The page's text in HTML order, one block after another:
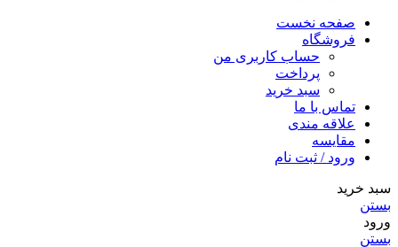
صفحه نخست
فروشگاه
حساب کاربری من
پرداخت
سبد خرید
تماس با ما
علاقه مندی
مقایسه
ورود / ثبت نام
سبد خرید
بستن
ورود
بستن